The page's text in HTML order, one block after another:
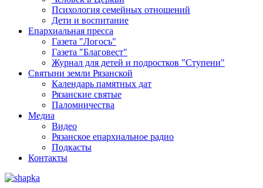
Психология семейных отношений
Дети и воспитание
Епархиальная пресса
Газета "Логосъ"
Газета "Благовест"
Журнал для детей и подростков "Ступени"
Святыни земли Рязанской
Календарь памятных дат
Рязанские святые
Паломничества
Медиа
Видео
Рязанское епархиальное радио
Подкасты
Контакты